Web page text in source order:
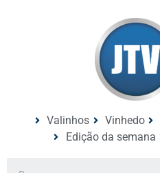
Valinhos Vinhedo
Edição da semana